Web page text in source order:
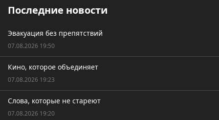
Последние новости
Эвакуация без препятствий
07.08.2026 19:50
Кино, которое объединяет
07.08.2026 19:23
Слова, которые не стареют
07.08.2026 19:20